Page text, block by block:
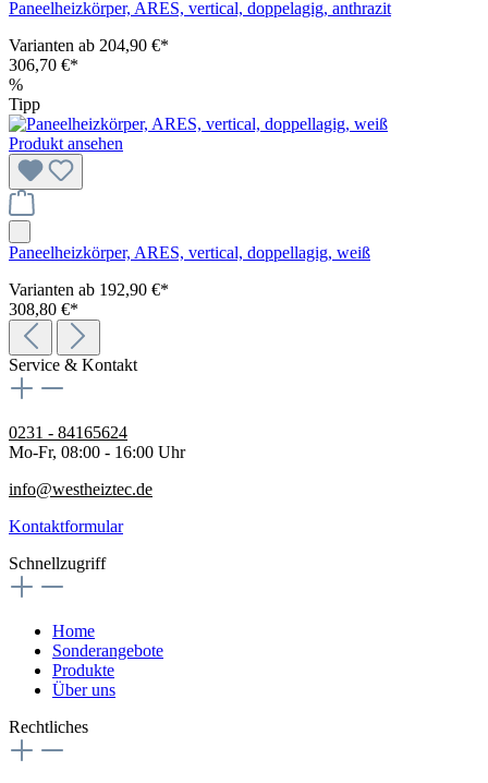
Paneelheizkörper, ARES, vertical, doppelagig, anthrazit
Varianten ab 204,90 €*
306,70 €*
%
Tipp
Produkt ansehen
Paneelheizkörper, ARES, vertical, doppellagig, weiß
Varianten ab 192,90 €*
308,80 €*
Service & Kontakt
0231 - 84165624
Mo-Fr, 08:00 - 16:00 Uhr
info@westheiztec.de
Kontaktformular
Schnellzugriff
Home
Sonderangebote
Produkte
Über uns
Rechtliches